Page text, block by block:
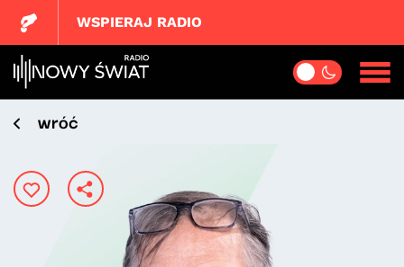
WSPIERAJ RADIO
wróć